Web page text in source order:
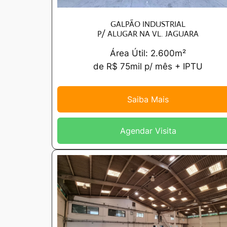
GALPÃO INDUSTRIAL
P/ ALUGAR NA VL. JAGUARA
Área Útil: 2.600m²
de R$ 75mil p/ mês + IPTU
Saiba Mais
Agendar Visita